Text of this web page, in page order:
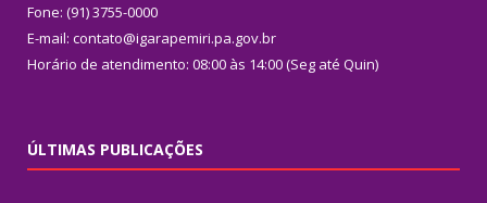
Fone: (91) 3755-0000
E-mail: contato@igarapemiri.pa.gov.br
Horário de atendimento: 08:00 às 14:00 (Seg até Quin)
ÚLTIMAS PUBLICAÇÕES